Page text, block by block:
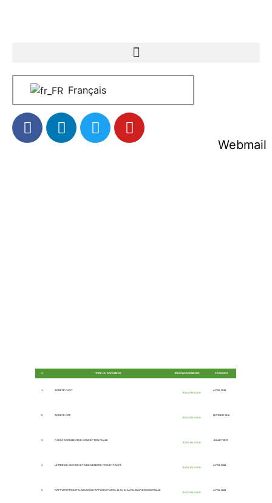
Français
Webmail
N° TITRE DU DOCUMENT TÉLÉCHARGEMENTS PÉRIODES
1
ARRÊTÉ CAST
TÉLÉCHARGER
AVRIL 2018
2
ARRÊTÉ COP
TÉLÉCHARGER
FÉVRIER 2018
3
PADFA DOCUMENT DE CONCEPTION FINALE
TÉLÉCHARGER
JUILLET 2017
4
LETTRE DE GESTION ET AIDE-MEMOIRE PROJET PADFA
TÉLÉCHARGER
AVRIL 2024
5
RAPPORT PRINCIPAL MISSION D'APPUI DU PADFA 15 AU 24 AVRIL 2024 VERSION FINALE
TÉLÉCHARGER
AVRIL 2024